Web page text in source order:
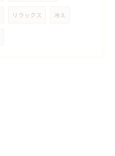
リラックス 冷え